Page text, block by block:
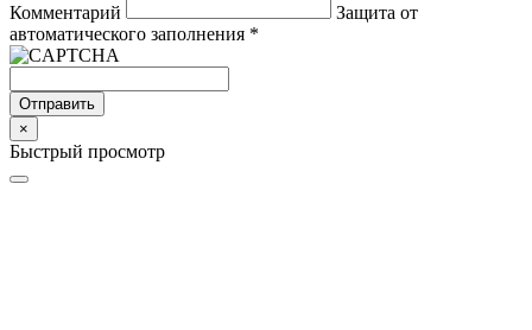
Комментарий
Защита от
автоматического заполнения *
Отправить
×
Быстрый просмотр